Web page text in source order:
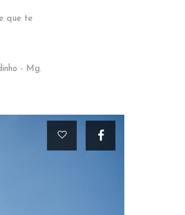
que te
- Mg.